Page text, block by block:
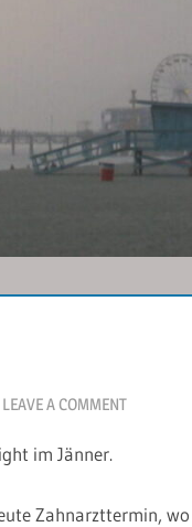
LEAVE A COMMENT
im Jänner.
Zahnarzttermin,